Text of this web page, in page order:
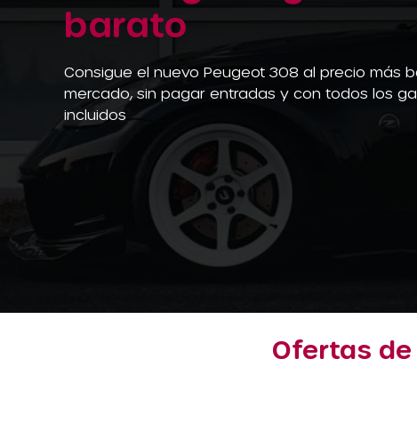
barato
Consigue el nuevo Peugeot 308 al precio más
mercado, sin pagar entradas y con todos los
incluidos
Ofertas